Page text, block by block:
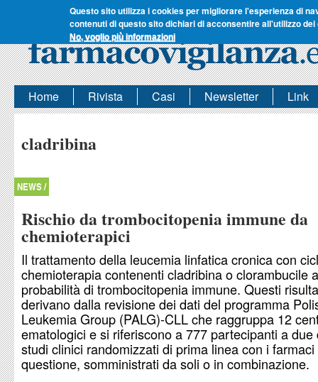
Questo sito utilizza i cookies per migliorare l'esperienza di
contenuti di questo sito dichiari di acconsentire all'utilizzo dei
No, voglio più informazioni
Home Rivista Casi Newsletter Link
cladribina
NEWS /
Rischio da trombocitopenia immune da
chemioterapici
Il trattamento della leucemia linfatica cronica con
chemioterapia contenenti cladribina o clorambucile
probabilità di trombocitopenia immune. Questi
derivano dalla revisione dei dati del programma
Leukemia Group (PALG)-CLL che raggruppa 12
ematologici e si riferiscono a 777 partecipanti a due
studi clinici randomizzati di prima linea con i farmaci
questione, somministrati da soli o in combinazione.